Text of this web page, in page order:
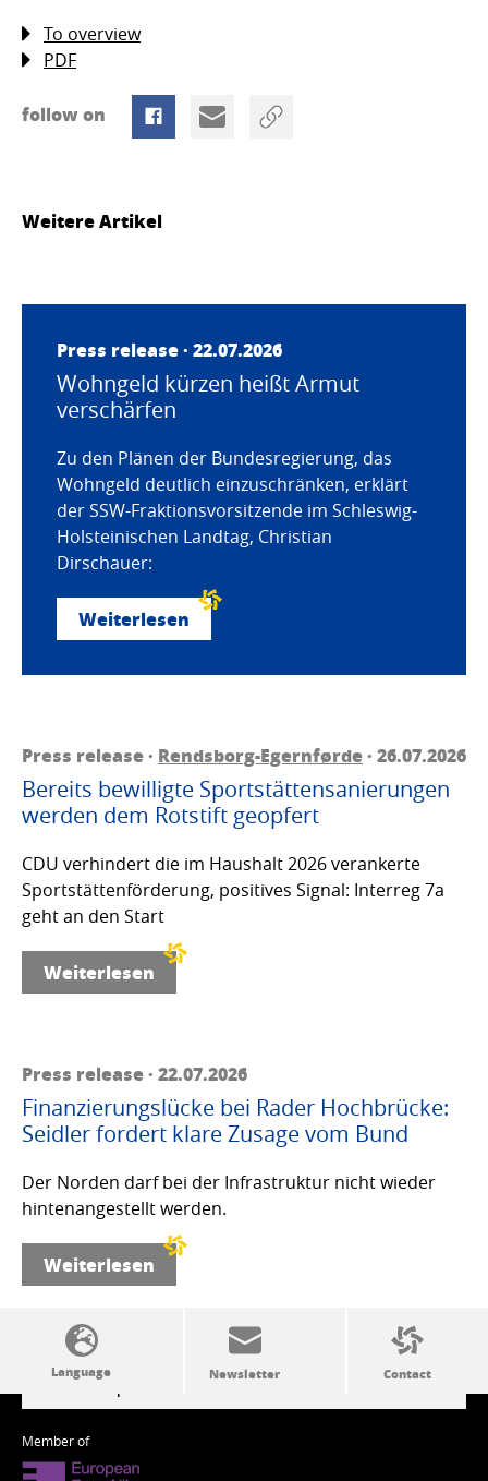
To overview
PDF
follow on
Weitere Artikel
Press release · 22.07.2026
Wohngeld kürzen heißt Armut
verschärfen
Zu den Plänen der Bundesregierung, das
Wohngeld deutlich einzuschränken, erklärt
der SSW-Fraktionsvorsitzende im Schleswig-
Holsteinischen Landtag, Christian
Dirschauer:
Weiterlesen
Press release · Rendsborg-Egernførde· 26.07.2026
Bereits bewilligte Sportstättensanierungen
werden dem Rotstift geopfert
CDU verhindert die im Haushalt 2026 verankerte
Sportstättenförderung, positives Signal: Interreg 7a
geht an den Start
Weiterlesen
Press release · 22.07.2026
Finanzierungslücke bei Rader Hochbrücke:
Seidler fordert klare Zusage vom Bund
Der Norden darf bei der Infrastruktur nicht wieder
hintenangestellt werden.
Weiterlesen
SSW politics from A to Z
Member of